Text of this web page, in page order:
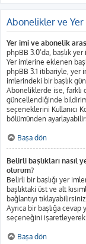
Abonelikler ve
Yer imi ve abonelik
phpBB 3.0’da, başlık
Yer imlerine eklenen
phpBB 3.1 itibariyle, yer
imlerindeki bir başlık
Aboneliklerde ise, farklı
güncellendiğinde
seçeneklerini Kullanıcı
bölümünden
Başa dön
Belirli başlıkları nasıl
olurum?
Belirli bir başlığı yer
başlıktaki üst ve alt
bağlantıyı
Ayrıca bir başlığa
seçeneğini
Başa dön